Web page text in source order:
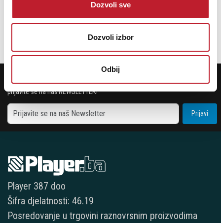
Dozvoli sve
Dozvoli izbor
Odbij
35.880,00KM
POTREBNA VAM JE POMOĆ? POZOVITE NAS!
Ukoliko želite da dobijete najnovije informacije o novitetima i popustima,
prijavite se na naš NEWSLETTER!
Prijavi
Player 387 doo
Šifra djelatnosti: 46.19
Posredovanje u trgovini raznovrsnim proizvodima